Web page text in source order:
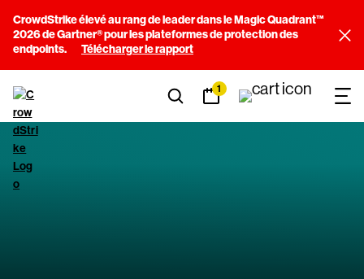
CrowdStrike élevé au rang de leader dans le Magic Quadrant™
2026 de Gartner® pour les plateformes de protection des
endpoints.
Télécharger le rapport
1